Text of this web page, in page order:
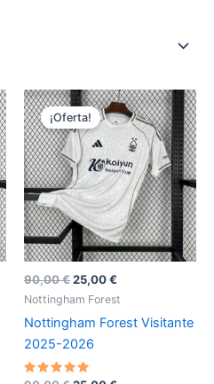
90,00€El
precio
original
era:
90,00 €.
25,00€
precio
actual
es:
¡Oferta!
Nottingham Forest
Nottingham Forest Visitante
2025-2026